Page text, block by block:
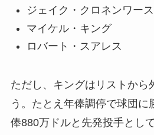
ジェイク・クロネンワース
マイケル・キング
ロバート・スアレス
ただし、キングはリストから
う。たとえ年俸調停で球団に
俸880万ドルと先発投手とし